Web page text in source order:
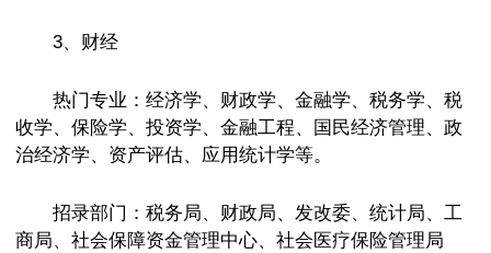
3、财经
热门专业：经济学、财政学、金融学、税务学、税
收学、保险学、投资学、金融工程、国民经济管理、政
治经济学、资产评估、应用统计学等。
招录部门：税务局、财政局、发改委、统计局、工
商局、社会保障资金管理中心、社会医疗保险管理局